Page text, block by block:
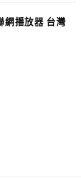
播放器 台灣